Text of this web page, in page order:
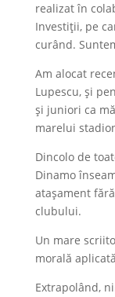
realizat în
Investiții, pe
curând.
Am alocat
Lupescu, și
și juniori ca
marelui
Dincolo de
Dinamo
atașament
clubului.
Un mare
morală
Extrapolând,